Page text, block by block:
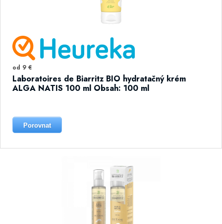
od 9 €
Laboratoires de Biarritz BIO hydratačný krém
ALGA NATIS 100 ml Obsah: 100 ml
Porovnat